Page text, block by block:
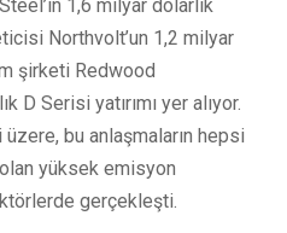
1,6 milyar dolarlık
Northvolt’un 1,2 milyar
şirketi Redwood
D Serisi yatırımı yer alıyor.
bu anlaşmaların hepsi
yüksek emisyon
gerçekleşti.